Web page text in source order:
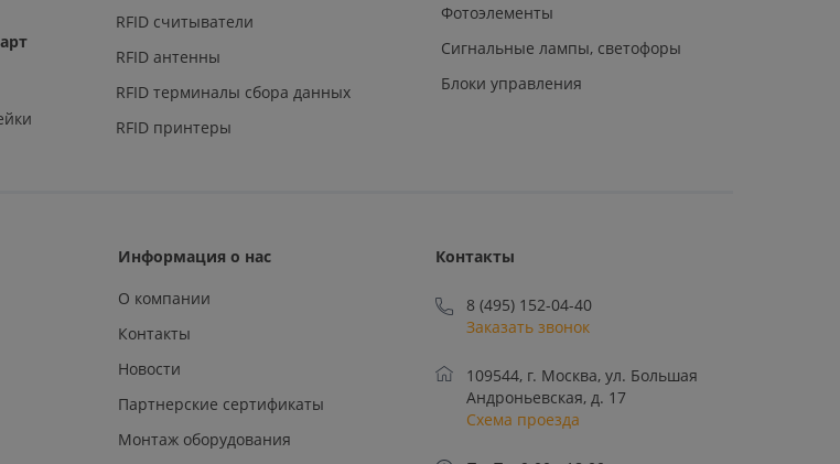
RFID считыватели
RFID антенны
RFID терминалы сбора данных
RFID принтеры
Фотоэлементы
Сигнальные лампы, светофоры
Блоки управления
Информация о нас
О компании
Контакты
Новости
Партнерские сертификаты
Монтаж оборудования
Контакты
8 (495) 152-04-40
Заказать звонок
109544, г. Москва, ул. Большая
Андроньевская, д. 17
Схема проезда